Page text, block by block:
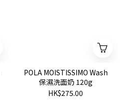
POLA MOISTISSIMO Wash
保濕洗面奶 120g
HK$275.00